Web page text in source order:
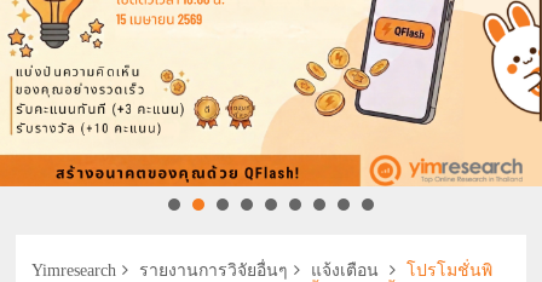
Yimresearch รายงานการวิจัยอื่นๆ แจ้งเตือน
โปรโมชั่นพิ